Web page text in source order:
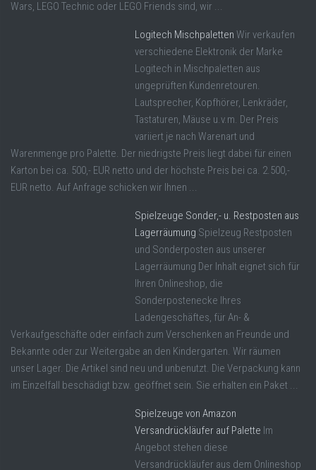
Wars, LEGO Technic oder LEGO Friends sind, wir ...
Logitech Mischpaletten Wir verkaufen
verschiedene Elektronik der Marke
Logitech in Mischpaletten aus
ungeprüften Kundenretouren.
Lautsprecher, Kopfhörer, Lenkräder,
Tastaturen, Mäuse u.v.m. Der Preis
variiert je nach Warenart und
Warenmenge pro Palette. Der niedrigste Preis liegt dabei für einen
Karton bei ca. 500,- EUR netto und der höchste Preis bei ca. 2.500,-
EUR netto. Auf Anfrage schicken wir Ihnen ...
Spielzeuge Sonder,- u. Restposten aus
Lagerräumung Spielzeug Restposten
und Sonderposten aus unserer
Lagerräumung Der Inhalt eignet sich für
Ihren Onlineshop, die
Sonderpostenecke Ihres
Ladengeschäftes, für An- &
Verkaufgeschäfte oder einfach zum Verschenken an Freunde und
Bekannte oder zur Weitergabe an den Kindergarten. Wir räumen
unser Lager. Die Artikel sind neu und unbenutzt. Die Verpackung kann
im Einzelfall beschädigt bzw. geöffnet sein. Sie erhalten ein Paket ...
Spielzeuge von Amazon
Versandrückläufer auf Palette Im
Angebot stehen diese
Versandrückläufer aus dem Onlineshop